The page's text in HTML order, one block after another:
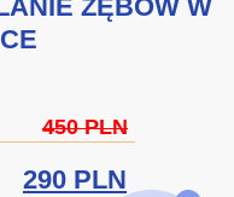
ZĘBÓW W
290 PLN
450 PLN